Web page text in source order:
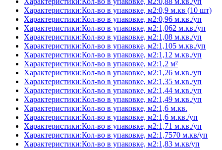
Характеристики:Кол-во в упаковке, м2:0,9 м.кв (10 шт)
Характеристики:Кол-во в упаковке, м2:0,96 м.кв./уп
Характеристики:Кол-во в упаковке, м2:1,062 м.кв./уп
Характеристики:Кол-во в упаковке, м2:1,08 м.кв./уп
Характеристики:Кол-во в упаковке, м2:1,105 м.кв./уп
Характеристики:Кол-во в упаковке, м2:1,12 м.кв./уп
Характеристики:Кол-во в упаковке, м2:1,2 м²
Характеристики:Кол-во в упаковке, м2:1,26 м.кв./уп
Характеристики:Кол-во в упаковке, м2:1,35 м.кв./уп
Характеристики:Кол-во в упаковке, м2:1,44 м.кв./уп
Характеристики:Кол-во в упаковке, м2:1,49 м.кв./уп
Характеристики:Кол-во в упаковке, м2:1,6 м.кв.
Характеристики:Кол-во в упаковке, м2:1,6 м.кв./уп
Характеристики:Кол-во в упаковке, м2:1,71 м.кв./уп
Характеристики:Кол-во в упаковке, м2:1,7570 м.кв/уп
Характеристики:Кол-во в упаковке, м2:1,83 м.кв/уп